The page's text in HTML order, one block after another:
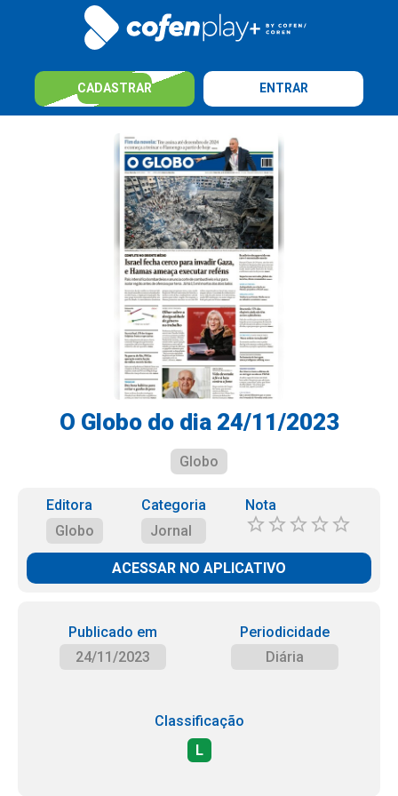
CADASTRAR ENTRAR
O Globo do dia 24/11/2023
Globo
Editora
Globo
Categoria
Jornal
Nota
ACESSAR NO APLICATIVO
Publicado em
24/11/2023
Periodicidade
Diária
Classificação
L